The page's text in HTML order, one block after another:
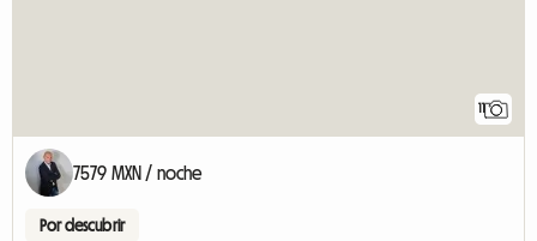
11
7579 MXN / noche
Por descubrir